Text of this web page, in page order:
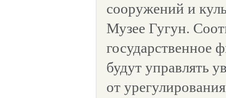
сооружений и
Музее Гугун.
государственное
будут управлять
от